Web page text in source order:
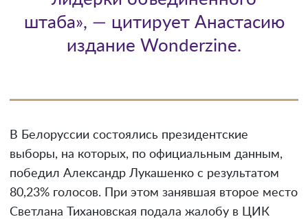
штаба», — цитирует Анастасию
издание Wonderzine.
В Белоруссии состоялись президентские
выборы, на которых, по официальным данным,
победил Александр Лукашенко с результатом
80,23% голосов. При этом занявшая второе место
Светлана Тихановская подала жалобу в ЦИК